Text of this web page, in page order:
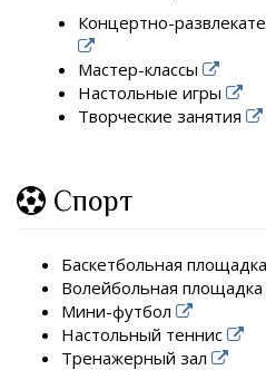
Концертно-
Мастер-классы
Настольные игры
Творческие занятия
Спорт
Баскетбольная площадка
Волейбольная площадка
Мини-футбол
Настольный теннис
Тренажерный зал